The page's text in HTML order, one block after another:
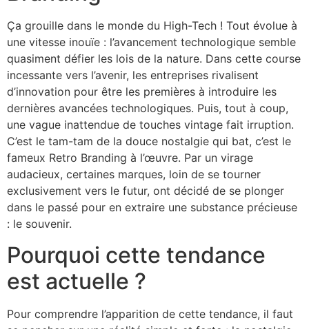
Ça grouille dans le monde du High-Tech ! Tout évolue à
une vitesse inouïe : l’avancement technologique semble
quasiment défier les lois de la nature. Dans cette course
incessante vers l’avenir, les entreprises rivalisent
d’innovation pour être les premières à introduire les
dernières avancées technologiques. Puis, tout à coup,
une vague inattendue de touches vintage fait irruption.
C’est le tam-tam de la douce nostalgie qui bat, c’est le
fameux Retro Branding à l’œuvre. Par un virage
audacieux, certaines marques, loin de se tourner
exclusivement vers le futur, ont décidé de se plonger
dans le passé pour en extraire une substance précieuse
: le souvenir.
Pourquoi cette tendance
est actuelle ?
Pour comprendre l’apparition de cette tendance, il faut